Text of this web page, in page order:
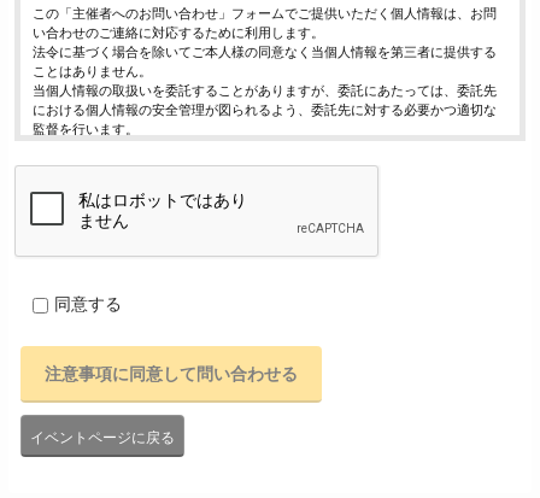
この「主催者へのお問い合わせ」フォームでご提供いただく個人情報は、お問
い合わせのご連絡に対応するために利用します。
法令に基づく場合を除いてご本人様の同意なく当個人情報を第三者に提供する
ことはありません。
当個人情報の取扱いを委託することがありますが、委託にあたっては、委託先
における個人情報の安全管理が図られるよう、委託先に対する必要かつ適切な
監督を行います。
止・消去および第三者への提供の停止（「開示等」といいます。）を受け付け
開示等の求めは、以下の「個人情報苦情及び相談窓口」で受け付けます。
ご入力頂く情報の提供は任意となっております。ただし、正確な情報をご提供
当ホームページではご利用状況の統計調査のためクッキー等を用いております
個人情報保護管理者
イベントレジスト株式会社 苦情相談窓口
E-Mail ： contact@eventregist.com
受付時間 ： 10:00～18:00
同意する
イベントページに戻る